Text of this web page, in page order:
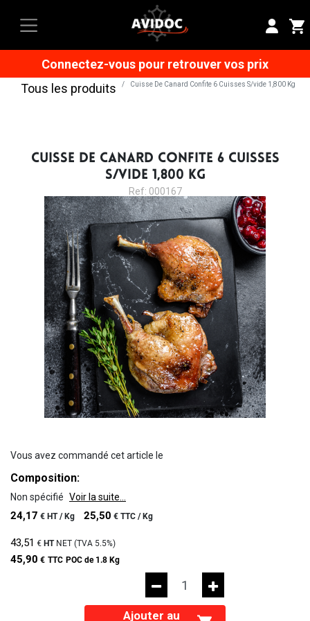
Connectez-vous pour retrouver vos prix
Tous les produits
Cuisse De Canard Confite 6 Cuisses S/vide 1,800 Kg
CUISSE DE CANARD CONFITE 6 CUISSES
S/VIDE 1,800 KG
Ref: 000167
Vous avez commandé cet article le
Composition:
Non spécifié Voir la suite...
24,17 € HT / Kg 25,50 € TTC / Kg
43,51 € HTNET (TVA 5.5%)
45,90 € TTC POC de 1.8 Kg
Ajouter au